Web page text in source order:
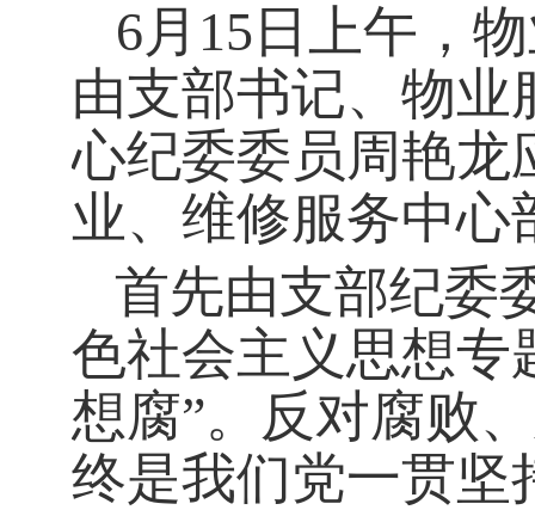
6月15日上午，
由支部书记、物
心纪委委员周艳龙
业、 维修服务中心
首先由支部纪委
色社会主义思想专
想腐”。反对腐败
终是我们党一贯坚